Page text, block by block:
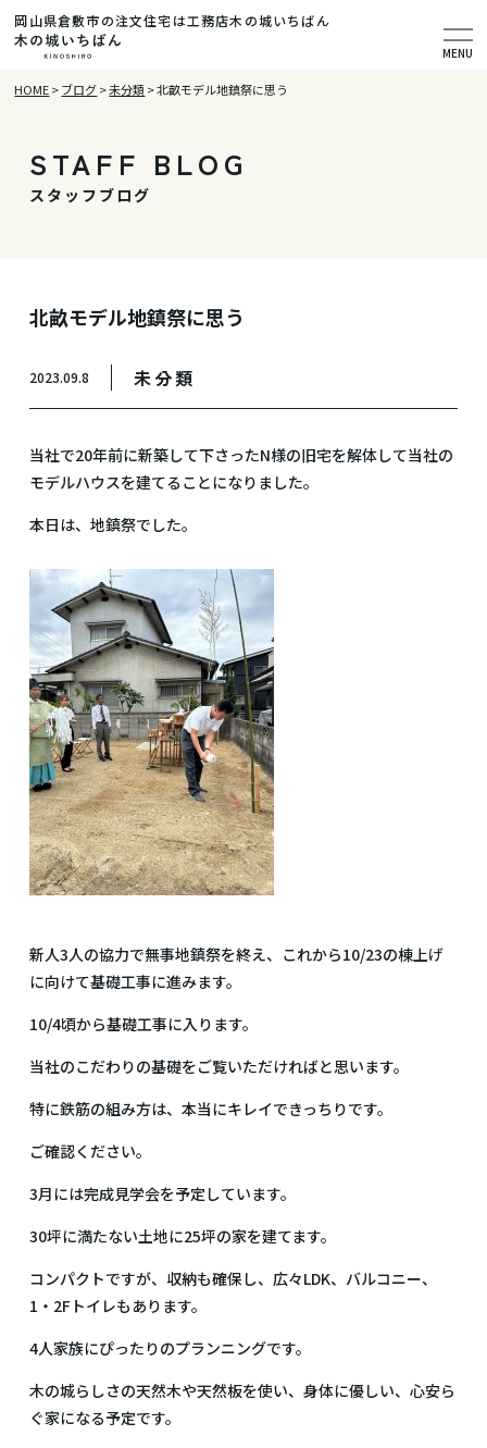
岡山県倉敷市の注文住宅は工務店木の城いちばん
MENU
HOME>ブログ>未分類>北畝モデル地鎮祭に思う
STAFF BLOG
スタッフブログ
北畝モデル地鎮祭に思う
2023.09.8 未分類
当社で20年前に新築して下さったN様の旧宅を解体して当社の
モデルハウスを建てることになりました。
本日は、地鎮祭でした。
新人3人の協力で無事地鎮祭を終え、これから10/23の棟上げ
に向けて基礎工事に進みます。
10/4頃から基礎工事に入ります。
当社のこだわりの基礎をご覧いただければと思います。
特に鉄筋の組み方は、本当にキレイできっちりです。
ご確認ください。
3月には完成見学会を予定しています。
30坪に満たない土地に25坪の家を建てます。
コンパクトですが、収納も確保し、広々LDK、バルコニー、
1・2Fトイレもあります。
4人家族にぴったりのプランニングです。
木の城らしさの天然木や天然板を使い、身体に優しい、心安ら
ぐ家になる予定です。